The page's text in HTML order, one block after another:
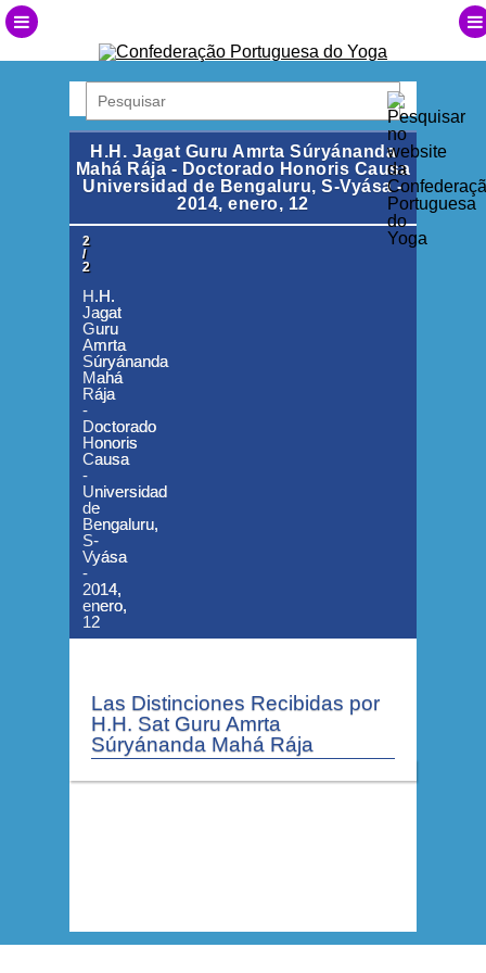
H.H. Jagat Guru Amrta Súryánanda
Mahá Rája - Doctorado Honoris Causa
Universidad de Bengaluru, S-Vyása -
2014, enero, 12
1
/
2
H.H.
Jagat
Guru
Amrta
Súryánanda
Mahá
Rája
-
Doctorado
Honoris
Causa
-
Universidad
de
Bengaluru,
S-
Vyása
-
2014,
enero,
12
2
/
2
H.H.
Jagat
Guru
Amrta
Súryánanda
Mahá
Rája
-
Doctorado
Honoris
Causa
-
Universidad
de
Bengaluru,
S-
Vyása
-
2014,
enero,
12
Las Distinciones Recibidas por
H.H. Sat Guru Amrta
Súryánanda Mahá Rája